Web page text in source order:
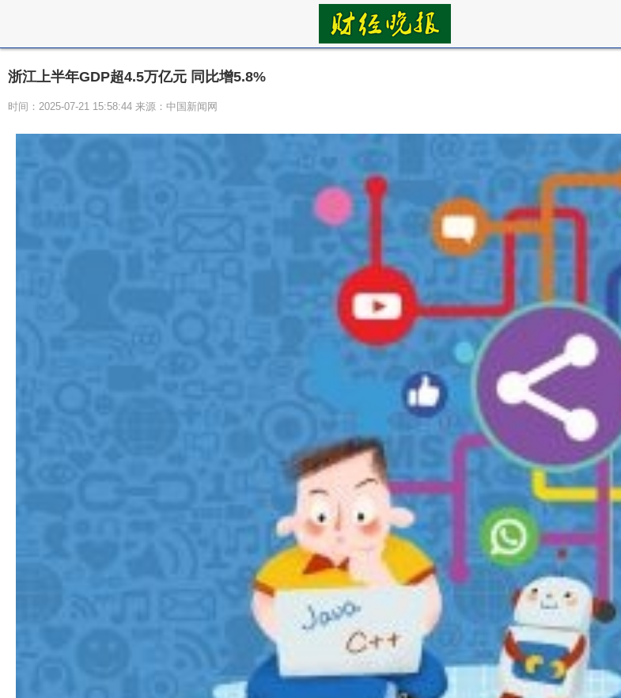
浙江上半年GDP超4.5万亿元 同比增5.8%
时间：2025-07-21 15:58:44 来源：中国新闻网